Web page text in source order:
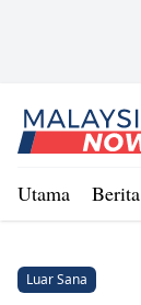
Home
Utama Berita
Luar Sana